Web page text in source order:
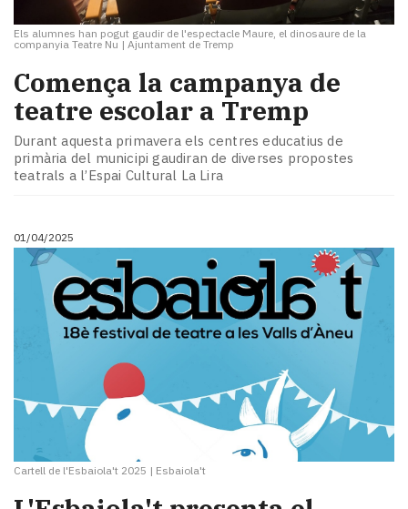
Els alumnes han pogut gaudir de l'espectacle Maure, el dinosaure de la
companyia Teatre Nu| Ajuntament de Tremp
Comença la campanya de
teatre escolar a Tremp
Durant aquesta primavera els centres educatius de
primària del municipi gaudiran de diverses propostes
teatrals a l’Espai Cultural La Lira
01/04/2025
Cartell de l'Esbaiola't 2025 | Esbaiola't